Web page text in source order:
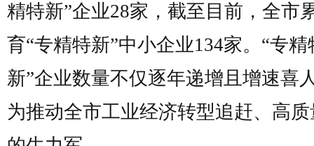
精特新”企业28家，截至目前，全市
育“专精特新”中小企业134家。“专精
新”企业数量不仅逐年递增且增速喜
为推动全市工业经济转型追赶、高